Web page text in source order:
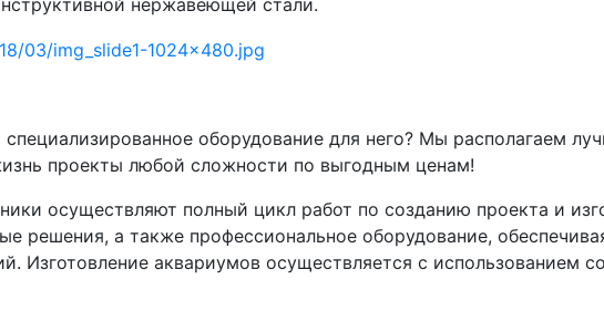
специализированное оборудование для него? Мы располагаем
проекты любой сложности по выгодным ценам!
осуществляют полный цикл работ по созданию проекта и
решения, а также профессиональное оборудование,
Изготовление аквариумов осуществляется с использованием